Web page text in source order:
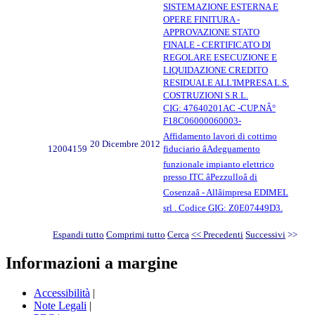
SISTEMAZIONE ESTERNA E
OPERE FINITURA -
APPROVAZIONE STATO
FINALE - CERTIFICATO DI
REGOLARE ESECUZIONE E
LIQUIDAZIONE CREDITO
RESIDUALE ALL'IMPRESA L.S.
COSTRUZIONI S.R.L.
CIG: 47640201AC -CUP.NÂ°
F18C06000060003-
12004159 20 Dicembre 2012
Affidamento lavori di cottimo
fiduciario âAdeguamento
funzionale impianto elettrico
presso ITC âPezzulloâ di
Cosenzaâ - Allâimpresa EDIMEL
srl . Codice GIG: Z0E07449D3.
Espandi tutto Comprimi tutto Cerca << Precedenti Successivi >>
Informazioni a margine
Accessibilità |
Note Legali |